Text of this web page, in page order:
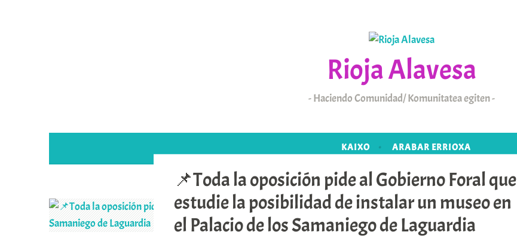
Rioja Alavesa
Haciendo Comunidad/ Komunitatea egiten
KAIXO ARABAR ERRIOXA
📌Toda la oposición pide al Gobierno Foral que
estudie la posibilidad de instalar un museo en
el Palacio de los Samaniego de Laguardia